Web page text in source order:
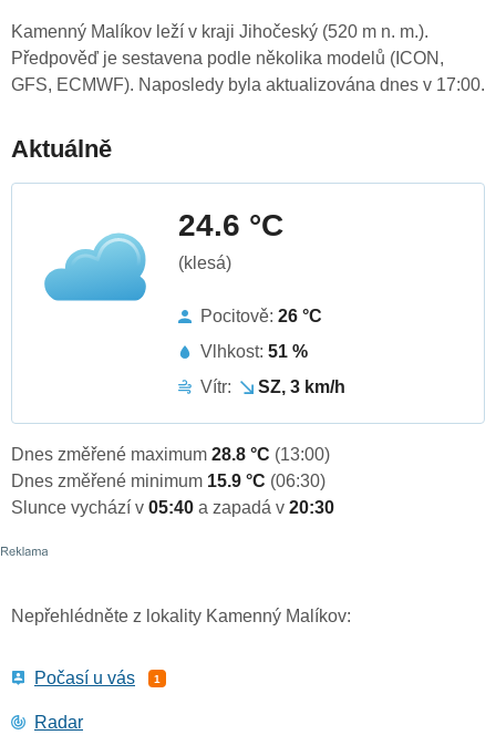
Kamenný Malíkov leží v kraji Jihočeský (520 m n. m.).
Předpověď je sestavena podle několika modelů (ICON,
GFS, ECMWF). Naposledy byla aktualizována dnes v 17:00.
Aktuálně
24.6 °C
(klesá)
Pocitově: 26 °C
Vlhkost: 51 %
Vítr:
SZ, 3 km/h
Dnes změřené maximum 28.8 °C (13:00)
Dnes změřené minimum 15.9 °C (06:30)
Slunce vychází v 05:40 a zapadá v 20:30
Nepřehlédněte z lokality Kamenný Malíkov:
Počasí u vás 1
Radar